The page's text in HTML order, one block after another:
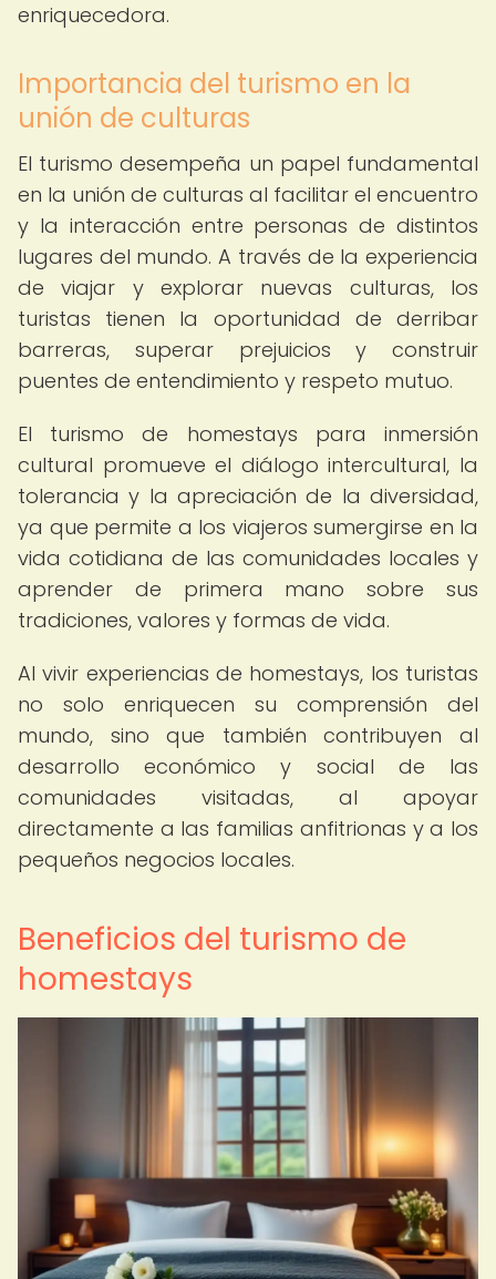
enriquecedora.
Importancia del turismo en la
unión de culturas
El turismo desempeña un papel fundamental
en la unión de culturas al facilitar el encuentro
y la interacción entre personas de distintos
lugares del mundo. A través de la experiencia
de viajar y explorar nuevas culturas, los
turistas tienen la oportunidad de derribar
barreras, superar prejuicios y construir
puentes de entendimiento y respeto mutuo.
El turismo de homestays para inmersión
cultural promueve el diálogo intercultural, la
tolerancia y la apreciación de la diversidad,
ya que permite a los viajeros sumergirse en la
vida cotidiana de las comunidades locales y
aprender de primera mano sobre sus
tradiciones, valores y formas de vida.
Al vivir experiencias de homestays, los turistas
no solo enriquecen su comprensión del
mundo, sino que también contribuyen al
desarrollo económico y social de las
comunidades visitadas, al apoyar
directamente a las familias anfitrionas y a los
pequeños negocios locales.
Beneficios del turismo de
homestays